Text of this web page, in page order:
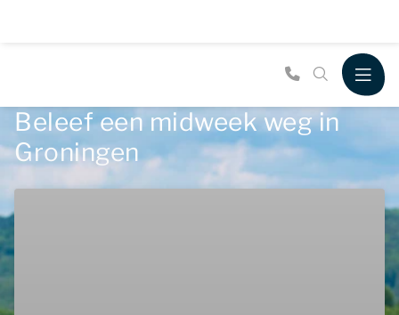
Beleef een midweek weg in
Groningen